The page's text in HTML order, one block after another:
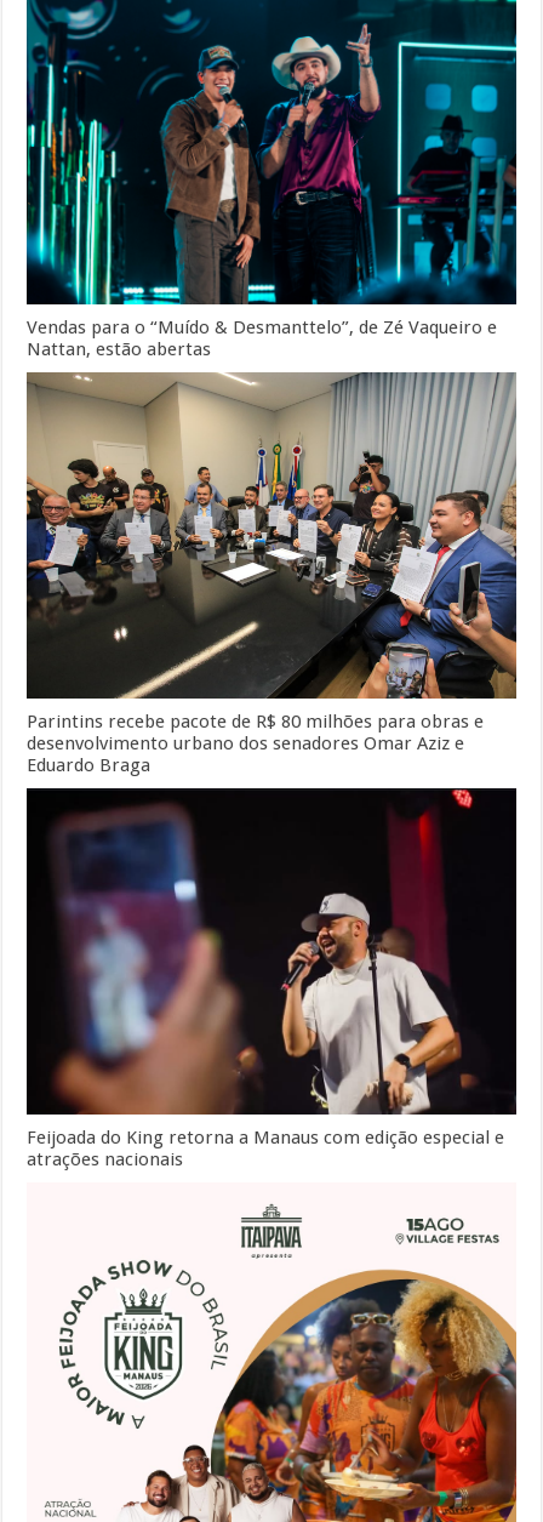
Vendas para o “Muído & Desmanttelo”, de Zé Vaqueiro e
Nattan, estão abertas
Parintins recebe pacote de R$ 80 milhões para obras e
desenvolvimento urbano dos senadores Omar Aziz e
Eduardo Braga
Feijoada do King retorna a Manaus com edição especial e
atrações nacionais